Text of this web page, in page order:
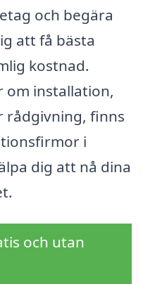
och begära
att få bästa
kostnad.
om installation,
rådgivning, finns
i
dig att nå dina
och utan